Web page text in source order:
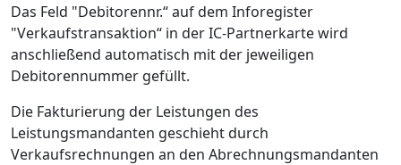
Das Feld "Debitorennr.“ auf dem Inforegister
"Verkaufstransaktion“ in der IC-Partnerkarte wird
anschließend automatisch mit der jeweiligen
Debitorennummer gefüllt.
Die Fakturierung der Leistungen des
Leistungsmandanten geschieht durch
Verkaufsrechnungen an den Abrechnungsmandanten